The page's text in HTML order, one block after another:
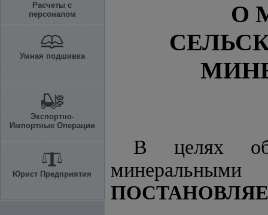
Расчеты с
персоналом
Умная подшивка
Экспортно-
Импортные Операции
Юрист Предприятия
О
В целях